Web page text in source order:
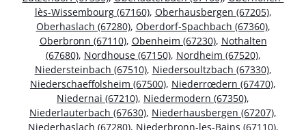
lès-Wissembourg (67160), Oberhausbergen (67205),
Oberhaslach (67280), Oberdorf-Spachbach (67360),
Oberbronn (67110), Obenheim (67230), Nothalten
(67680), Nordhouse (67150), Nordheim (67520),
Niedersteinbach (67510), Niedersoultzbach (67330),
Niederschaeffolsheim (67500), Niederrœdern (67470),
Niedernai (67210), Niedermodern (67350),
Niederlauterbach (67630), Niederhausbergen (67207),
Niederhaslach (67280), Niederbronn-les-Bains (67110),